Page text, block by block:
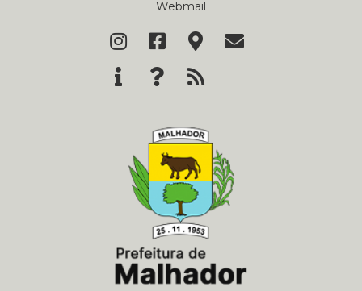
Webmail